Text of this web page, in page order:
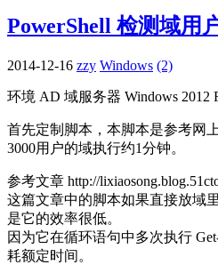
PowerShell 检测域用
2014-12-16 zzy Windows (2)
环境 AD 域服务器 Windows 2012
首先定制脚本，本脚本是参考网
3000用户的域执行约1分钟。
参考文章 http://
这篇文章中的脚本如果直接放域
是它的效率很低。
因为它在循环语句中多次执行
耗额定时间。